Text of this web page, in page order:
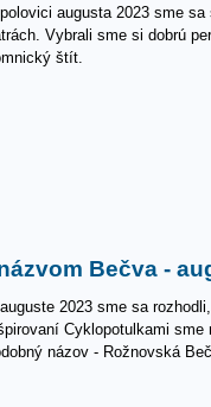
augusta 2023 sme
Vybrali sme si dobrú
štít.
Bečva -
2023 sme sa
Cyklopotulkami
názov - Rožnovská